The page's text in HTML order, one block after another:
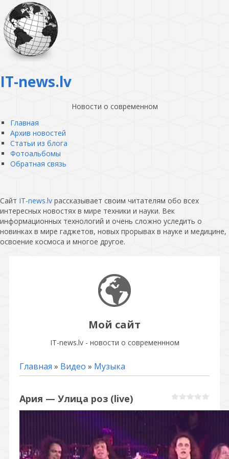
IT-news.lv
Новости о современном
Главная
Архив новостей
Статьи из блога
Фотоальбомы
Обратная связь
Сайт IT-news.lv рассказывает своим читателям обо всех
интересных новостях в мире техники и науки. Век
информационных технологий и очень сложно уследить о
новинках в мире гаджетов, новых прорывах в науке и медицине,
освоение космоса и многое другое.
Мой сайт
IT-news.lv - новости о современнном
Главная » Видео » Музыка
Ария — Улица роз (live)